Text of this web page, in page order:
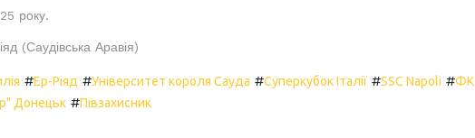
року.
(Саудівська Аравія)
#Ер-Ріяд #Університет короля Сауда #Суперкубок Італії #SSC Napoli #ФК
Донецьк #Півзахисник